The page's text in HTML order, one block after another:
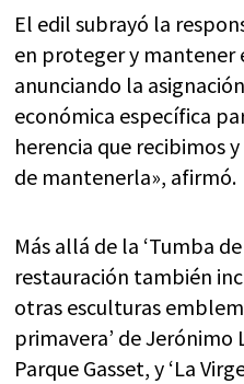
El edil subrayó la
en proteger y
anunciando la
económica específica
herencia que recibimos
de mantenerla», afirmó.
Más allá de la ‘Tumba
restauración también
otras esculturas
primavera’ de Jerónimo
Parque Gasset, y ‘La